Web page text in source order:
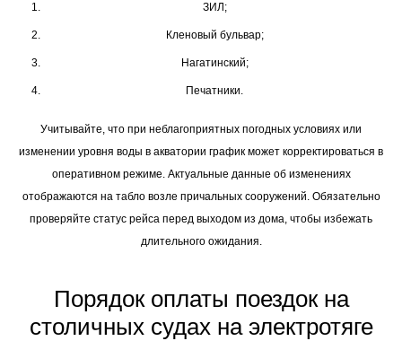
ЗИЛ;
Кленовый бульвар;
Нагатинский;
Печатники.
Учитывайте, что при неблагоприятных погодных условиях или
изменении уровня воды в акватории график может корректироваться в
оперативном режиме. Актуальные данные об изменениях
отображаются на табло возле причальных сооружений. Обязательно
проверяйте статус рейса перед выходом из дома, чтобы избежать
длительного ожидания.
Порядок оплаты поездок на
столичных судах на электротяге